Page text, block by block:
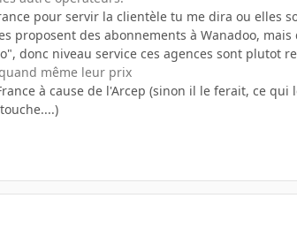
pour servir la clientèle tu me dira ou elles
proposent des abonnements à Wanadoo,
donc niveau service ces agences sont plutot
même leur prix
à cause de l'Arcep (sinon il le ferait, ce